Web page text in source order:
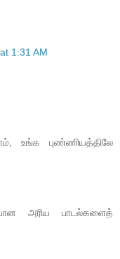
1:31 AM
உங்க புண்ணியத்திலே
அரிய பாடல்களைத்